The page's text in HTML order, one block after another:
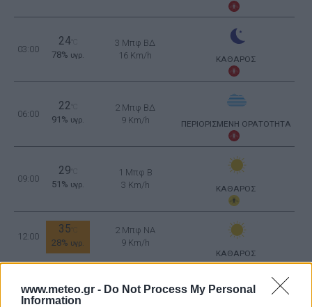
www.meteo.gr - Do Not Process My Personal
Information
03:00
24°C
78% υγρ.
3 Μπφ ΒΔ
16 Km/h
ΚΑΘΑΡΟΣ
06:00
22
91% υγρ.
2 Μπφ ΒΔ
9 Km/h
ΠΕΡΙΟΡΙΣΜΕΝΗ ΟΡΑΤΟΤΗΤΑ
09:00
29
51% υγρ.
1 Μπφ B
3 Km/h
ΚΑΘΑΡΟΣ
12:00
35
28% υγρ.
2 Μπφ NA
9 Km/h
ΚΑΘΑΡΟΣ
15:00
28%υγρ.
9 Km/h